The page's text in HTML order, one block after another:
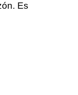
Es